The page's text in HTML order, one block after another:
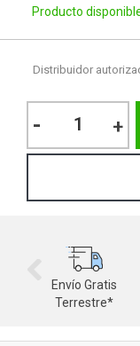
Producto
Distribuidor
- +
Envío Gratis
Terrestre*